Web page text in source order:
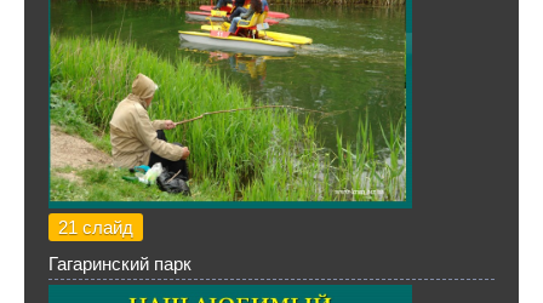
21 слайд
Гагаринский парк